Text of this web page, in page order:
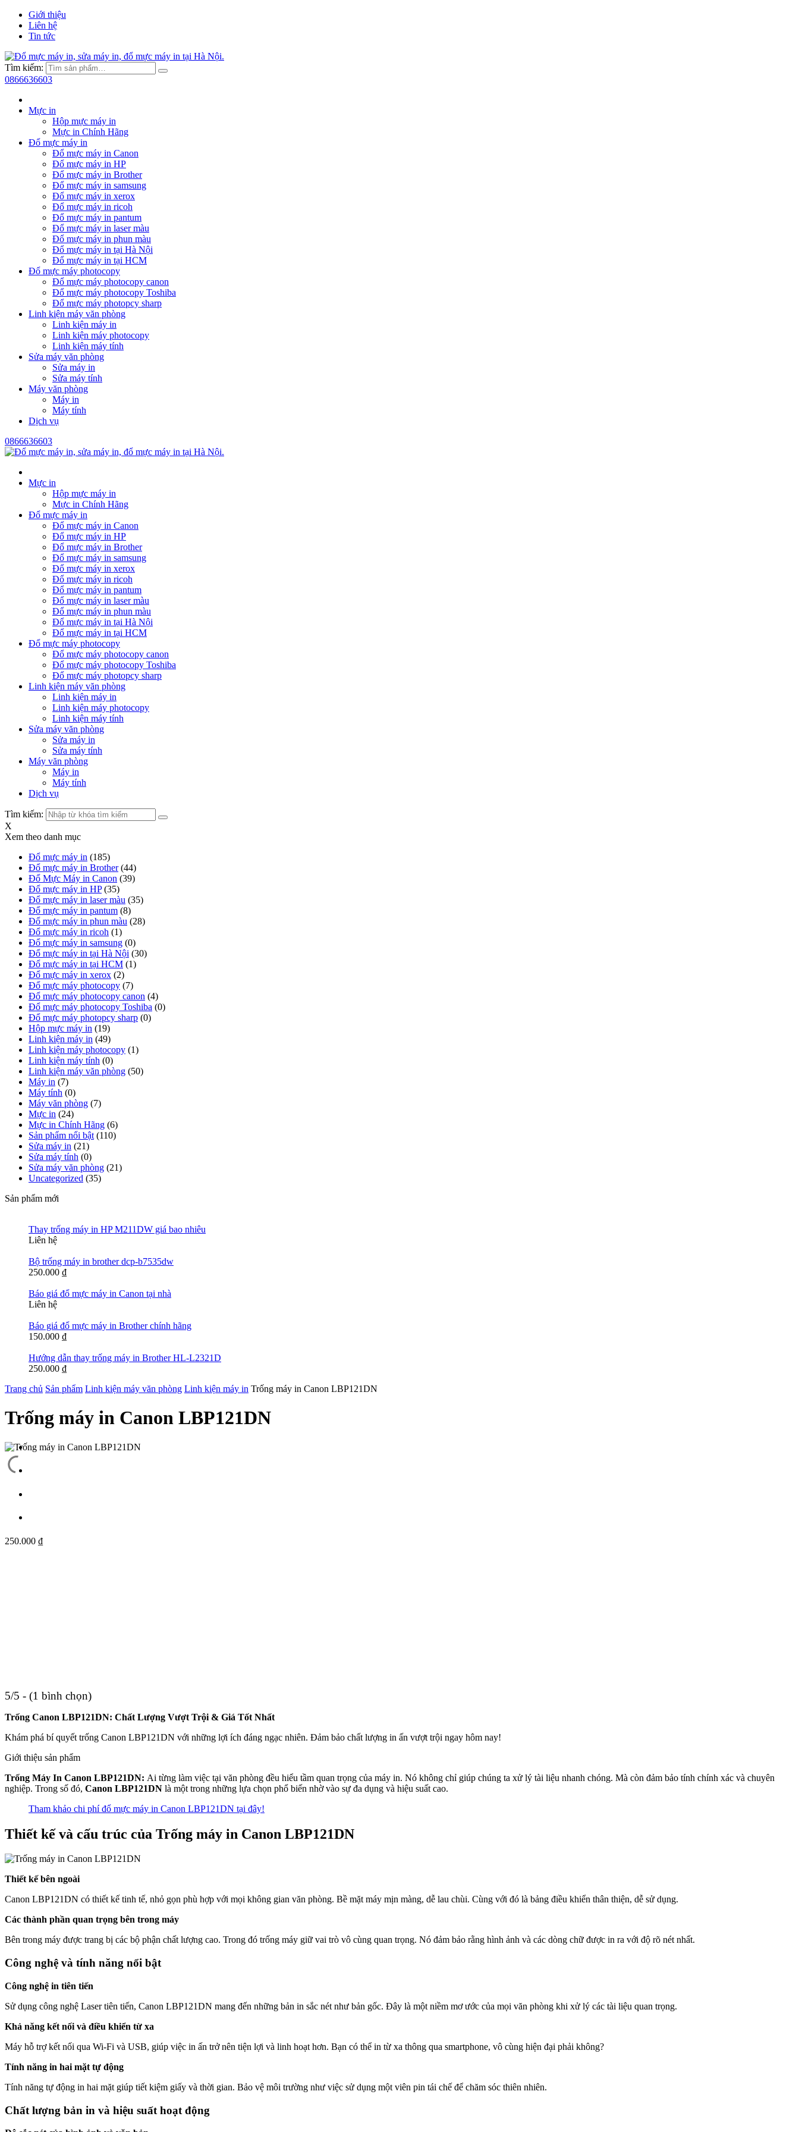
Giới thiệu
Liên hệ
Tin tức
Tìm kiếm:
0866636603
Mực in
Hộp mực máy in
Mực in Chính Hãng
Đổ mực máy in
Đổ mực máy in Canon
Đổ mực máy in HP
Đổ mực máy in Brother
Đổ mực máy in samsung
Đổ mực máy in xerox
Đổ mực máy in ricoh
Đổ mực máy in pantum
Đổ mực máy in laser màu
Đổ mực máy in phun màu
Đổ mực máy in tại Hà Nội
Đổ mực máy in tại HCM
Đổ mực máy photocopy
Đổ mực máy photocopy canon
Đổ mực máy photocopy Toshiba
Đổ mực máy photopcy sharp
Linh kiện máy văn phòng
Linh kiện máy in
Linh kiện máy photocopy
Linh kiện máy tính
Sửa máy văn phòng
Sửa máy in
Sửa máy tính
Máy văn phòng
Máy in
Máy tính
Dịch vụ
0866636603
Mực in
Hộp mực máy in
Mực in Chính Hãng
Đổ mực máy in
Đổ mực máy in Canon
Đổ mực máy in HP
Đổ mực máy in Brother
Đổ mực máy in samsung
Đổ mực máy in xerox
Đổ mực máy in ricoh
Đổ mực máy in pantum
Đổ mực máy in laser màu
Đổ mực máy in phun màu
Đổ mực máy in tại Hà Nội
Đổ mực máy in tại HCM
Đổ mực máy photocopy
Đổ mực máy photocopy canon
Đổ mực máy photocopy Toshiba
Đổ mực máy photopcy sharp
Linh kiện máy văn phòng
Linh kiện máy in
Linh kiện máy photocopy
Linh kiện máy tính
Sửa máy văn phòng
Sửa máy in
Sửa máy tính
Máy văn phòng
Máy in
Máy tính
Dịch vụ
Tìm kiếm:
X
Xem theo danh mục
Đổ mực máy in (185)
Đổ mực máy in Brother (44)
Đổ Mực Máy in Canon (39)
Đổ mực máy in HP (35)
Đổ mực máy in laser màu (35)
Đổ mực máy in pantum (8)
Đổ mực máy in phun màu (28)
Đổ mực máy in ricoh (1)
Đổ mực máy in samsung (0)
Đổ mực máy in tại Hà Nội (30)
Đổ mực máy in tại HCM (1)
Đổ mực máy in xerox (2)
Đổ mực máy photocopy (7)
Đổ mực máy photocopy canon (4)
Đổ mực máy photocopy Toshiba (0)
Đổ mực máy photopcy sharp (0)
Hộp mực máy in (19)
Linh kiện máy in (49)
Linh kiện máy photocopy (1)
Linh kiện máy tính (0)
Linh kiện máy văn phòng (50)
Máy in (7)
Máy tính (0)
Máy văn phòng (7)
Mực in (24)
Mực in Chính Hãng (6)
Sản phẩm nổi bật (110)
Sửa máy in (21)
Sửa máy tính (0)
Sửa máy văn phòng (21)
Uncategorized (35)
Sản phẩm mới
Thay trống máy in HP M211DW giá bao nhiêu
Liên hệ
Bộ trống máy in brother dcp-b7535dw
250.000 ₫
Báo giá đổ mực máy in Canon tại nhà
Liên hệ
Báo giá đổ mực máy in Brother chính hãng
150.000 ₫
Hướng dẫn thay trống máy in Brother HL-L2321D
250.000 ₫
Trang chủ Sản phẩm Linh kiện máy văn phòng Linh kiện máy in Trống máy in Canon LBP121DN
Trống máy in Canon LBP121DN
250.000 ₫
5/5 - (1 bình chọn)
Trống Canon LBP121DN: Chất Lượng Vượt Trội & Giá Tốt Nhất
Khám phá bí quyết trống Canon LBP121DN với những lợi ích đáng ngạc nhiên. Đảm bảo chất lượng in ấn vượt trội ngay hôm nay!
Giới thiệu sản phẩm
Trống Máy In Canon LBP121DN: Ai từng làm việc tại văn phòng đều hiểu tầm quan trọng của máy in. Nó không chỉ giúp chúng ta xử lý tài liệu nhanh chóng. Mà còn đảm bảo tính chính xác và chuyên
nghiệp. Trong số đó, Canon LBP121DN là một trong những lựa chọn phổ biến nhờ vào sự đa dụng và hiệu suất cao.
Tham khảo chi phí đổ mực máy in Canon LBP121DN tại đây!
Thiết kế và cấu trúc của Trống máy in Canon LBP121DN
Thiết kế bên ngoài
Canon LBP121DN có thiết kế tinh tế, nhỏ gọn phù hợp với mọi không gian văn phòng. Bề mặt máy mịn màng, dễ lau chùi. Cùng với đó là bảng điều khiển thân thiện, dễ sử dụng.
Các thành phần quan trọng bên trong máy
Bên trong máy được trang bị các bộ phận chất lượng cao. Trong đó trống máy giữ vai trò vô cùng quan trọng. Nó đảm bảo rằng hình ảnh và các dòng chữ được in ra với độ rõ nét nhất.
Công nghệ và tính năng nổi bật
Công nghệ in tiên tiến
Sử dụng công nghệ Laser tiên tiến, Canon LBP121DN mang đến những bản in sắc nét như bản gốc. Đây là một niềm mơ ước của mọi văn phòng khi xử lý các tài liệu quan trọng.
Khả năng kết nối và điều khiển từ xa
Máy hỗ trợ kết nối qua Wi-Fi và USB, giúp việc in ấn trở nên tiện lợi và linh hoạt hơn. Bạn có thể in từ xa thông qua smartphone, vô cùng hiện đại phải không?
Tính năng in hai mặt tự động
Tính năng tự động in hai mặt giúp tiết kiệm giấy và thời gian. Bảo vệ môi trường như việc sử dụng một viên pin tái chế để chăm sóc thiên nhiên.
Chất lượng bản in và hiệu suất hoạt động